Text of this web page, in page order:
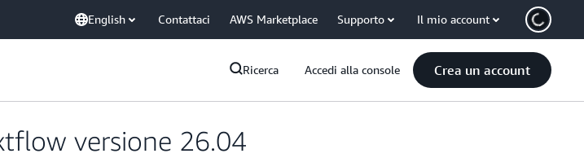
English Contattaci AWS Marketplace Supporto Il mio account
Ricerca Accedi alla console Crea un account
versione 26.04